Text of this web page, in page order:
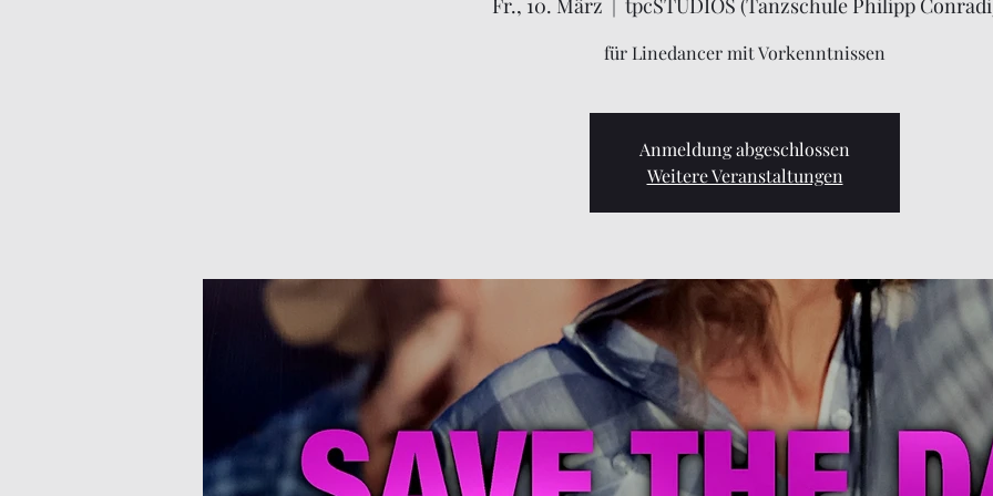
Fr., 10. März tpcSTUDIOS (Tanzschule Philipp
für Linedancer mit Vorkenntnissen
Anmeldung abgeschlossen
Weitere Veranstaltungen